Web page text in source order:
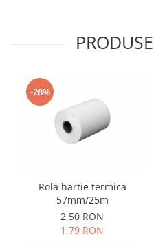
-28%
Rola hartie termica
57mm/25m
2,50 RON
1,79 RON